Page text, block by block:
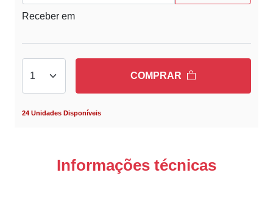
Receber em
COMPRAR
24 Unidades Disponíveis
Informações técnicas